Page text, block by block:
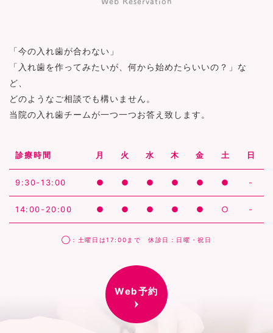
Web Reservation
「今の入れ歯が合わない」
「入れ歯を作ってみたいが、何から始めたらいいの？」な
ど、
どのようなご相談でも構いません。
当院の入れ歯チームが一つ一つお答え致します。
診療時間 月 火 水 木 金 土 日
9:30-13:00 ● ● ● ● ● ● -
14:00-20:00 ● ● ● ● ● ○ -
◯：土曜日は17:00まで 休診日：日曜・祝日
Web予約